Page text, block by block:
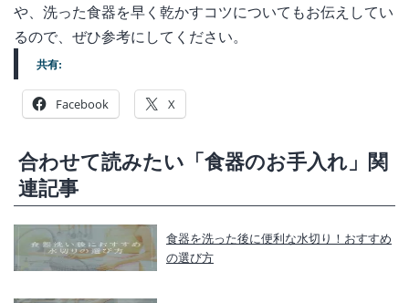
や、洗った食器を早く乾かすコツについてもお伝えしてい
るので、ぜひ参考にしてください。
共有:
Facebook X
合わせて読みたい「食器のお手入れ」関
連記事
食器を洗った後に便利な水切り！おすすめ
の選び方